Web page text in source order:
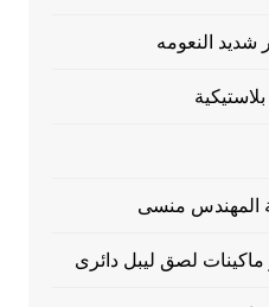
شديد النعومه
المهندس منسى
ماكينات لصق ليبل دائرى